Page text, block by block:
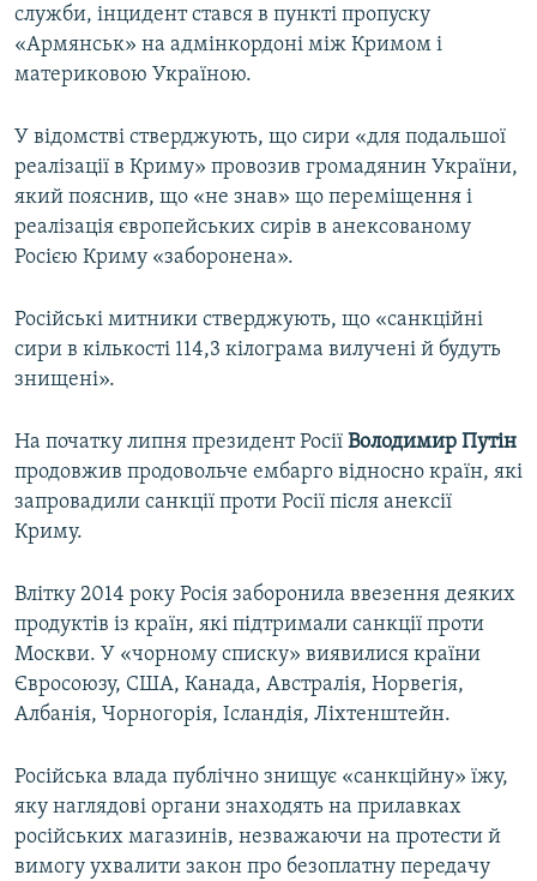
служби, інцидент стався в пункті пропуску
«Армянськ» на адмінкордоні між Кримом і
материковою Україною.
У відомстві стверджують, що сири «для подальшої
реалізації в Криму» провозив громадянин України,
який пояснив, що «не знав» що переміщення і
реалізація європейських сирів в анексованому
Росією Криму «заборонена».
Російські митники стверджують, що «санкційні
сири в кількості 114,3 кілограма вилучені й будуть
знищені».
На початку липня президент Росії Володимир Путін
продовжив продовольче ембарго відносно країн, які
запровадили санкції проти Росії після анексії
Криму.
Влітку 2014 року Росія заборонила ввезення деяких
продуктів із країн, які підтримали санкції проти
Москви. У «чорному списку» виявилися країни
Євросоюзу, США, Канада, Австралія, Норвегія,
Албанія, Чорногорія, Ісландія, Ліхтенштейн.
Російська влада публічно знищує «санкційну» їжу,
яку наглядові органи знаходять на прилавках
російських магазинів, незважаючи на протести й
вимогу ухвалити закон про безоплатну передачу